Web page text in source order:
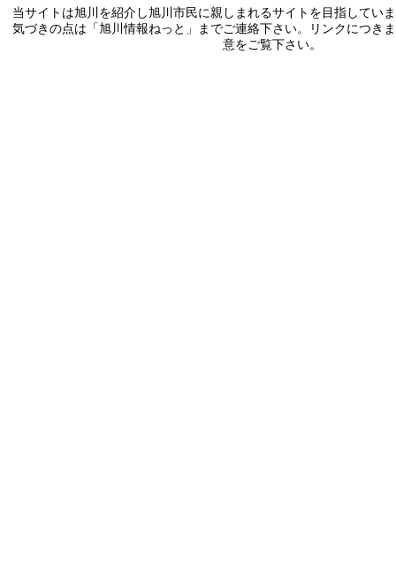
当サイトは旭川を紹介し旭川市民に親しまれるサイトを目指してい
気づきの点は「旭川情報ねっと」までご連絡下さい。リンクにつき
意をご覧下さい。